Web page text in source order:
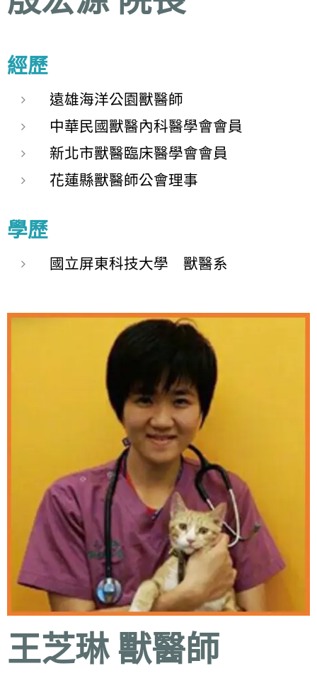
經歷
遠雄海洋公園獸醫師
中華民國獸醫內科醫學會會員
新北市獸醫臨床醫學會會員
花蓮縣獸醫師公會理事
學歷
國立屏東科技大學 獸醫系
王芝琳 獸醫師